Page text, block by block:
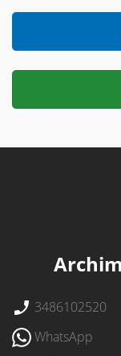
3486102520
WhatsApp